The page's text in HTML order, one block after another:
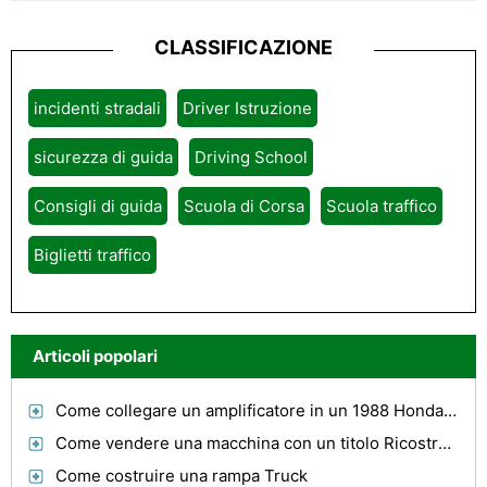
CLASSIFICAZIONE
incidenti stradali Driver Istruzione
sicurezza di guida Driving School
Consigli di guida Scuola di Corsa Scuola traffico
Biglietti traffico
Articoli popolari
Come collegare un amplificatore in un 1988 Honda Civic
Come vendere una macchina con un titolo Ricostruita
Come costruire una rampa Truck